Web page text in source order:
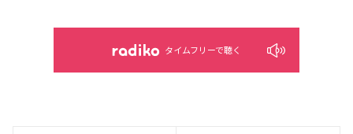
タイムフリーで聴く